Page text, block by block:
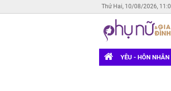
Thứ Hai, 10/08/2026,
YÊU - HÔN NHÂN